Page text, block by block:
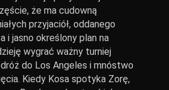
że ma cudowną
przyjaciół, oddanego
i jasno określony plan na
wygrać ważny turniej
do Los Angeles i mnóstwo
Kiedy Kosa spotyka Zorę,